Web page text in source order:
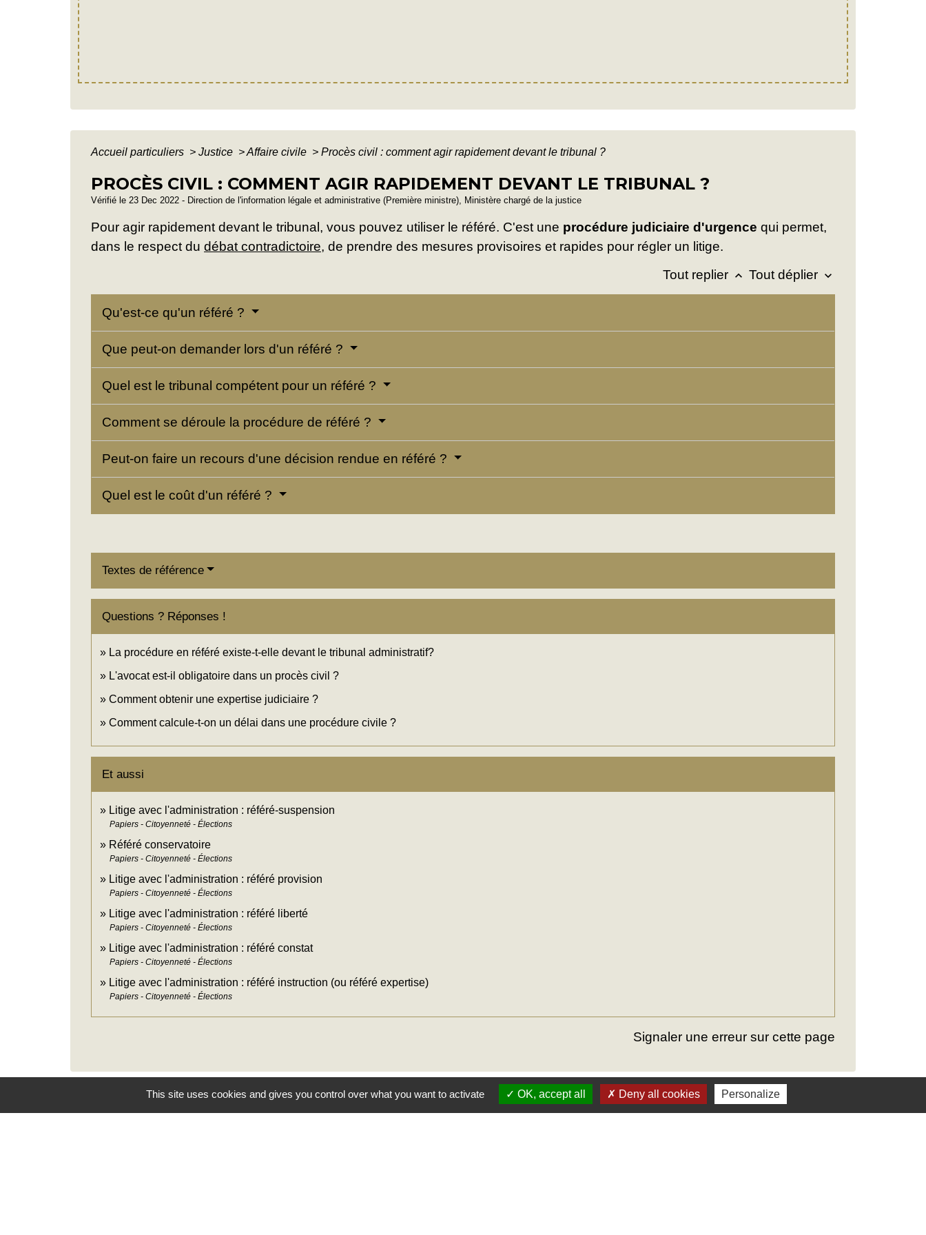
Accueil particuliers > Justice >Affaire civile > Procès civil : comment agir rapidement devant le tribunal ?
PROCÈS CIVIL : COMMENT AGIR RAPIDEMENT DEVANT LE TRIBUNAL ?
Vérifié le 23 Dec 2022 - Direction de l'information légale et administrative (Première ministre), Ministère chargé de la justice
Pour agir rapidement devant le tribunal, vous pouvez utiliser le référé. C'est une procédure judiciaire d'urgence qui permet,
dans le respect du débat contradictoire, de prendre des mesures provisoires et rapides pour régler un litige.
Tout replier keyboard_arrow_up Tout déplier keyboard_arrow_down
Qu'est-ce qu'un référé ?
Que peut-on demander lors d'un référé ?
Quel est le tribunal compétent pour un référé ?
Comment se déroule la procédure de référé ?
Peut-on faire un recours d'une décision rendue en référé ?
Quel est le coût d'un référé ?
Textes de référence
Questions ? Réponses !
La procédure en référé existe-t-elle devant le tribunal administratif?
L'avocat est-il obligatoire dans un procès civil ?
Comment obtenir une expertise judiciaire ?
Comment calcule-t-on un délai dans une procédure civile ?
Et aussi
Litige avec l'administration : référé-suspension
Papiers - Citoyenneté - Élections
Référé conservatoire
Papiers - Citoyenneté - Élections
Litige avec l'administration : référé provision
Papiers - Citoyenneté - Élections
Litige avec l'administration : référé liberté
Papiers - Citoyenneté - Élections
Litige avec l'administration : référé constat
Papiers - Citoyenneté - Élections
Litige avec l'administration : référé instruction (ou référé expertise)
Papiers - Citoyenneté - Élections
Signaler une erreur sur cette page
Mairie
This site uses cookies and gives you control over what you want to activate OK, accept all Deny all cookies Personalize